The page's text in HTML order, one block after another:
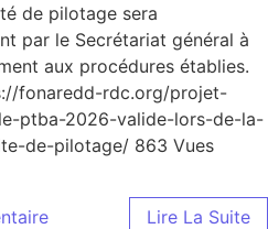
de pilotage sera
par le Secrétariat général à
aux procédures établies.
fonaredd-rdc.org/projet-
ptba-2026-valide-lors-de-la-
de-pilotage/ 863 Vues
Lire La Suite